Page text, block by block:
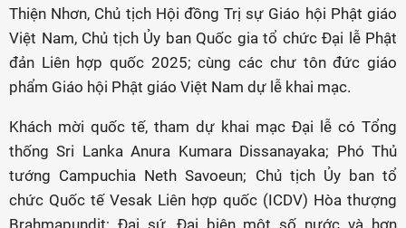
Thiện Nhơn, Chủ tịch Hội đồng Trị sự Giáo hội Phật giáo
Việt Nam, Chủ tịch Ủy ban Quốc gia tổ chức Đại lễ Phật
đản Liên hợp quốc 2025; cùng các chư tôn đức giáo
phẩm Giáo hội Phật giáo Việt Nam dự lễ khai mạc.
Khách mời quốc tế, tham dự khai mạc Đại lễ có Tổng
thống Sri Lanka Anura Kumara Dissanayaka; Phó Thủ
tướng Campuchia Neth Savoeun; Chủ tịch Ủy ban tổ
chức Quốc tế Vesak Liên hợp quốc (ICDV) Hòa thượng